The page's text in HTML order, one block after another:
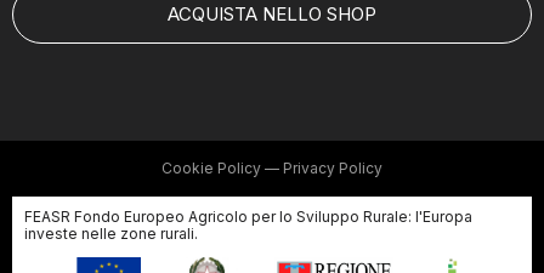
ACQUISTA NELLO SHOP
Cookie Policy — Privacy Policy
FEASR Fondo Europeo Agricolo per lo Sviluppo Rurale: l'Europa
investe nelle zone rurali.